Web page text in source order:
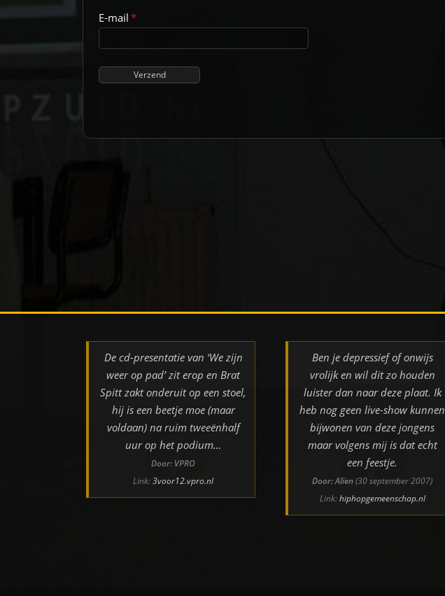
E-mail*
De cd-presentatie van ‘We zijn
weer op pad’ zit erop en Brat
Spitt zakt onderuit op een stoel,
hij is een beetje moe (maar
voldaan) na ruim tweeënhalf
uur op het podium…
Door: VPRO
Link:3voor12.vpro.nl
Ben je depressief of onwijs
vrolijk en wil dit zo houden
luister dan naar deze plaat. Ik
heb nog geen live-show kunnen
bijwonen van deze jongens
maar volgens mij is dat echt
een feestje.
Door: Alien(30 september 2007)
Link:hiphopgemeenschap.nl